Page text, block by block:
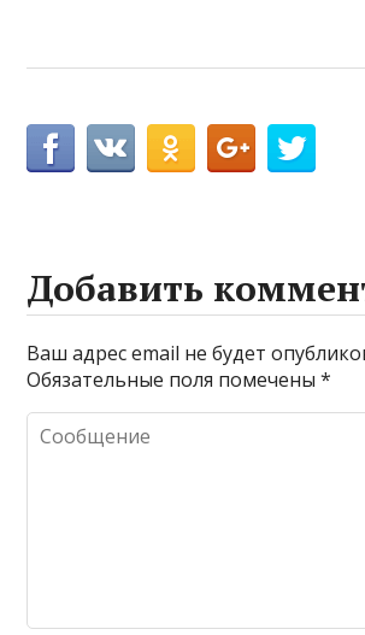
Добавить
Ваш адрес email не будет
Обязательные поля помечены*